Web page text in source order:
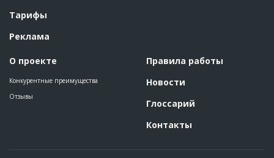
Тарифы
Реклама
О проекте
Конкурентные преимущества
Отзывы
Правила работы
Новости
Глоссарий
Контакты